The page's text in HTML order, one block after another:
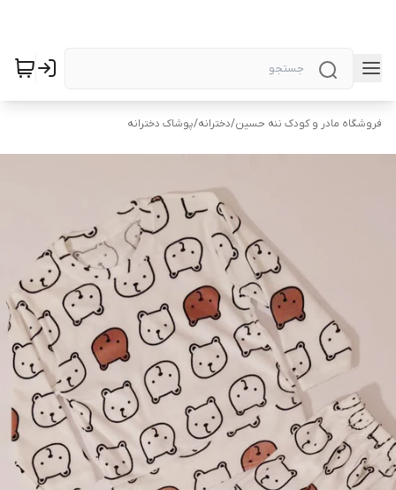
فروشگاه مادر و کودک ننه حسین/دخترانه/پوشاک دخترانه